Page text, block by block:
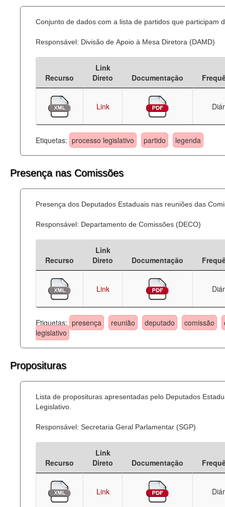
Conjunto de dados com a lista de partidos que participam
Responsável: Divisão de Apoio à Mesa Diretora (DAMD)
Recurso
Link
Direto
Documentação
Link
Etiquetas: processo legislativo partido legenda
Presença nas Comissões
Presença dos Deputados Estaduais nas reuniões das
Responsável: Departamento de Comissões (DECO)
Recurso
Link
Direto
Documentação
Link
Etiquetas: presença reunião deputado comissão
legislativo
Proposituras
Lista de proposituras apresentadas pelo Deputados
Legislativo.
Responsável: Secretaria Geral Parlamentar (SGP)
Recurso
Link
Direto
Documentação
Link